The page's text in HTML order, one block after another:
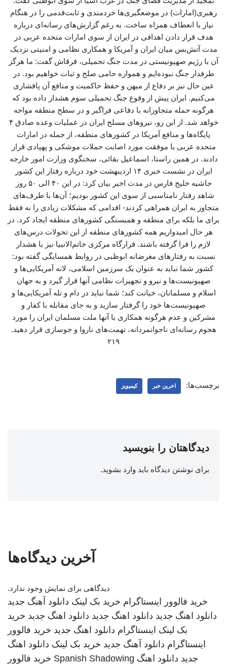
رهبری(امارات) در موضعگیری‌ها خردمندی و ثابت‌قدمی را در هنگام
نیاز با انعطاف همراه ساخت. به رغم گزارش‌های رسانه‌ای درباره
هدف قرار دادن اهدافی در ایران از سوی امارات متحده عربی در
مدت آتش‌بس میان ایران و آمریکا و همکاری نظامی و امنیتی نزدیک
آن با رژیم صهیونیستی در مدت جنگ تحمیلی، قرقاش گفت: ما هرگز
طرفدار جنگ نبوده‌ایم و همواره حامی صلح و ثبات خواهیم بود. در
عین حال نیز بر دفاع از میهن و حفظ حاکمیت و منافع آن پافشاری
می‌کنیم. ایران پیش از وقوع جنگ تحمیلی سوم هشدار داده بود که
هرگونه حمله متجاوزانه با دفاعی فراگیر و در سطح منطقه مواجه
خواهد شد. از این رو، نیروهای مسلح ایران در عملیات وعده صادق ۴
پایگاه‌ها و منافع آمریکا در کشورهای منطقه، از جمله در امارات
متحده عربی با موفقت مورد اصابت حملات موشکی و پهپادی قرار
دادند. در همین راستا، اسماعیل بقائی، سخنگوی وزارت امور خارجه
ایران در نشست خبری ۱۴ اردیبهشت خود درباره رفتار این کشور
حاشیه خلیج فارس در مدت اخیر بیان کرد: در این ۴۰ الی ۵۰ روز
شاهد رفتار نامناسبی از سوی این کشور بودیم؛ آن‌ها با طرف‌های
متجاوز به ایران همراهی کردند- اقدامی که مشکلات زیادی را نه فقط
برای ما بلکه برای منطقه و همبستگی کشورهای منطقه ایجاد کرد. در
هر حال امیدواریم همه کشورهای منطقه از این تحولات درس‌های
لازم را فرا گرفته باشند. قرارگاه مرکزی خاتم‌الانبیا نیز با هشدار
نسبت به رفتارهای مغرضانه ابوظبی در روابط همسایگی گفته بود:
کشور شما نباید به عنوان یک سرزمین اسلامی، لانه آمریکایی‌ها و
صهیونیست‌ها و نیرو و تجهیزات نظامی آنها قرار گیرد و به جهان
اسلام و مسلمانان، خیانت کند؛ شما نباید در دام و تله‌ آمریکایی‌ها و
صهیونیست‌ها خود را گرفتار سازید و به جای مقابله با کفار و
مشرکین و عدم هرگونه همکاری با آنها ملت مسلمان ایران را مورد
هجوم رسانه‌ای ناجوانمردانه، تهمت‌های ناروا و جوسازی قرار دهید.
۲۱۹
برچسب‌ها: اخرین خبر کیمیویز
دیدگاهتان را بنویسید
برای نوشتن دیدگاه باید وارد بشوید.
آخرین دیدگاه‌ها
دیدگاهی برای نمایش وجود ندارد.
خرید فالوور اینستاگرام خرید بک لینک دانلود آهنگ جدید
دانلود اهنگ جدید دانلود اهنگ جدید دانلود اهنگ جدید خرید
بک لینک اینستاگرام دانلود اهنگ جدید خرید فالوور
اینستاگرام دانلود آهنگ جدید خرید بک لینک دانلود اهنگ
جدید دانلود اهنگ Spanish Shadowing خرید فالوور